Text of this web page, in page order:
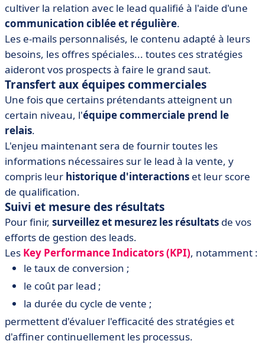
cultiver la relation avec le lead qualifié à l'aide d'une
communication ciblée et régulière.
Les e-mails personnalisés, le contenu adapté à leurs
besoins, les offres spéciales... toutes ces stratégies
aideront vos prospects à faire le grand saut.
Transfert aux équipes commerciales
Une fois que certains prétendants atteignent un
certain niveau, l'équipe commerciale prend le
relais.
L'enjeu maintenant sera de fournir toutes les
informations nécessaires sur le lead à la vente, y
compris leur historique d'interactions et leur score
de qualification.
Suivi et mesure des résultats
Pour finir, surveillez et mesurez les résultats de vos
efforts de gestion des leads.
Les Key Performance Indicators (KPI), notamment :
le taux de conversion ;
le coût par lead ;
la durée du cycle de vente ;
permettent d'évaluer l'efficacité des stratégies et
d'affiner continuellement les processus.